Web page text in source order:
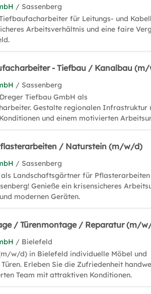
/ Sassenberg
für Leitungs- und
Arbeitsverhältnis und eine faire
- Tiefbau / Kanalbau
/ Sassenberg
Tiefbau GmbH als
Gestalte regionalen Infrastruktur
und einem motivierten
/ Naturstein (m/w/d)
/ Sassenberg
als Landschaftsgärtner für Pflasterarbeiten
Genieße ein krisensicheres
modernen Geräten.
/ Türenmontage / Reparatur (m/
/ Bielefeld
w/d) in Bielefeld individuelle Möbel und
Erleben Sie die Zufriedenheit
Team mit attraktiven Konditionen.